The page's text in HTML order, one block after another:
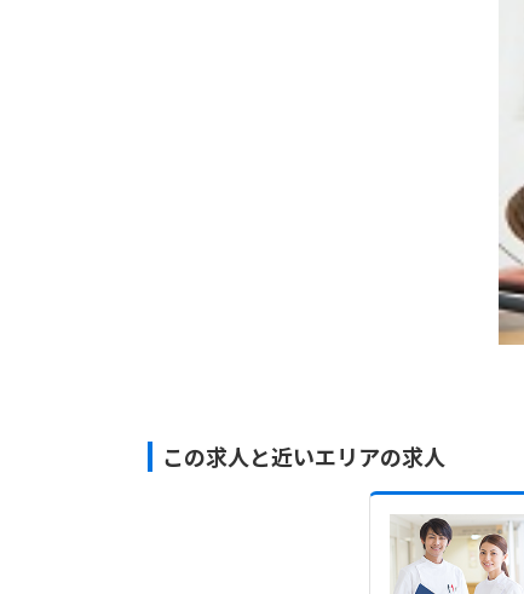
この求人と近いエリアの求人